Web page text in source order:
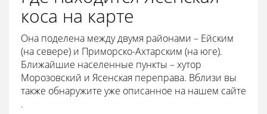
коса на карте
Она поделена между двумя районами – Ейским
(на севере) и Приморско-Ахтарским (на юге).
Ближайшие населенные пункты – хутор
Морозовский и Ясенская переправа. Вблизи вы
также обнаружите уже описанное на нашем сайте
.